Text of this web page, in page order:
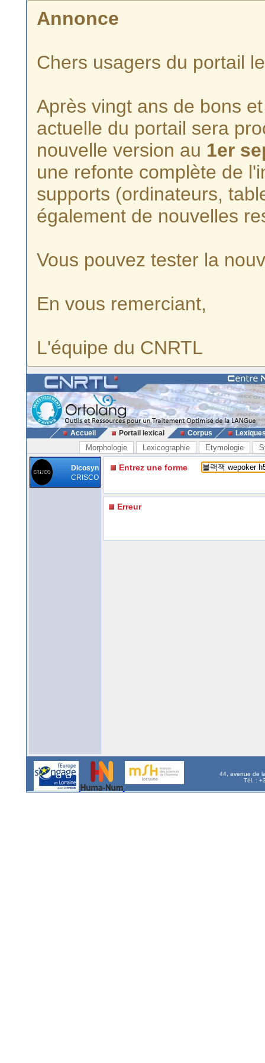
Annonce
Chers usagers du portail
Après vingt ans de bons
actuelle du portail sera
nouvelle version au 1er
une refonte complète de
supports (ordinateurs,
également de nouvelles
Vous pouvez tester la
En vous remerciant,
L'équipe du CNRTL
Accueil Portail lexical Corpus
Morphologie Lexicographie Etymologie
Dicosyn
CRISCO
Entrez une forme
Erreur
44, avenue de
Tél. :